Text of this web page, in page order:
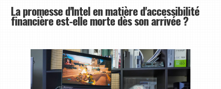
La promesse d'Intel en matière d'accessibilité
financière est-elle morte dès son arrivée ?